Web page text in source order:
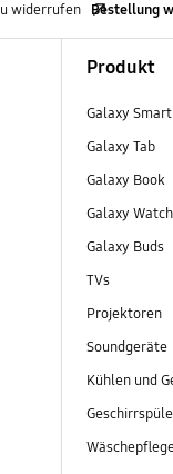
widerrufen Bestellung
Produkt
Galaxy
Galaxy Tab
Galaxy Book
Galaxy Watch
Galaxy Buds
TVs
Projektoren
Soundgeräte
Kühlen und